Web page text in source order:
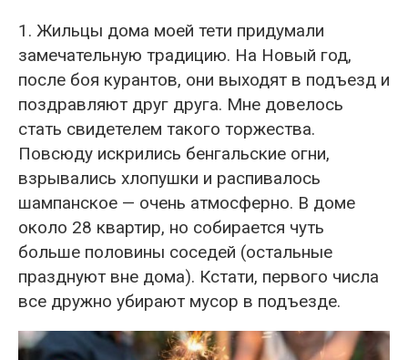
1. Жильцы дома моей тети придумали
замечательную традицию. На Новый год,
после боя курантов, они выходят в подъезд и
поздравляют друг друга. Мне довелось
стать свидетелем такого торжества.
Повсюду искрились бенгальские огни,
взрывались хлопушки и распивалось
шампанское — очень атмосферно. В доме
около 28 квартир, но собирается чуть
больше половины соседей (остальные
празднуют вне дома). Кстати, первого числа
все дружно убирают мусор в подъезде.